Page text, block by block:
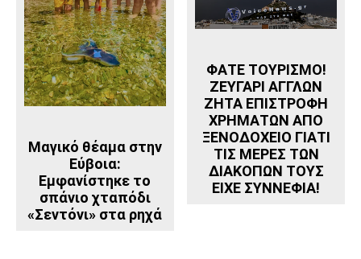
Μαγικό θέαμα στην
Εύβοια:
Εμφανίστηκε το
σπάνιο χταπόδι
«Σεντόνι» στα ρηχά
ΦΑΤΕ ΤΟΥΡΙΣΜΟ!
ΖΕΥΓΑΡΙ ΑΓΓΛΩΝ
ΖΗΤΑ ΕΠΙΣΤΡΟΦΗ
ΧΡΗΜΑΤΩΝ ΑΠΟ
ΞΕΝΟΔΟΧΕΙΟ ΓΙΑΤΙ
ΤΙΣ ΜΕΡΕΣ ΤΩΝ
ΔΙΑΚΟΠΩΝ ΤΟΥΣ
ΕΙΧΕ ΣΥΝΝΕΦΙΑ!